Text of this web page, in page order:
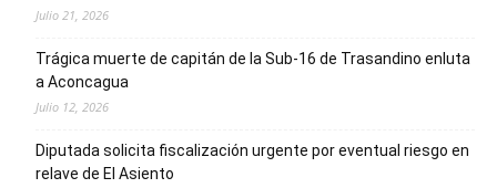
Julio 21, 2026
Trágica muerte de capitán de la Sub-16 de Trasandino enluta
a Aconcagua
Julio 12, 2026
Diputada solicita fiscalización urgente por eventual riesgo en
relave de El Asiento